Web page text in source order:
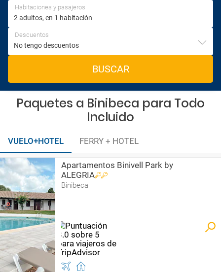
Habitaciones y pasajeros
Descuentos
BUSCAR
Paquetes a Binibeca para Todo
Incluido
VUELO+HOTEL FERRY + HOTEL
Apartamentos Binivell Park by
ALEGRIA
Binibeca